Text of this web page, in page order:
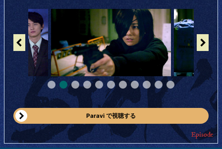
←
● ● ● ● ● ● ● ● ● ● ●
Paravi で視聴する